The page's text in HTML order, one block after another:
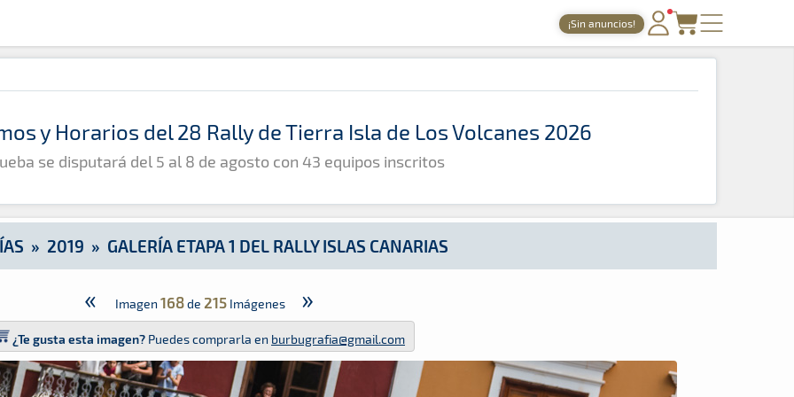
¡Sin anuncios!
PORTADA
TIEMPOS ONLINE
GALERÍAS
ARCHIVO
Canarias
y Horarios del 28 Rally de Tierra Isla de Los Volcanes 2026
se disputará del 5 al 8 de agosto con 43 equipos inscritos
» 2019 » GALERÍA ETAPA 1 DEL RALLY ISLAS CANARIAS
« Imagen 168de 215Imágenes »
¿Te gusta esta imagen? Puedes comprarla en burbugrafia@gmail.com